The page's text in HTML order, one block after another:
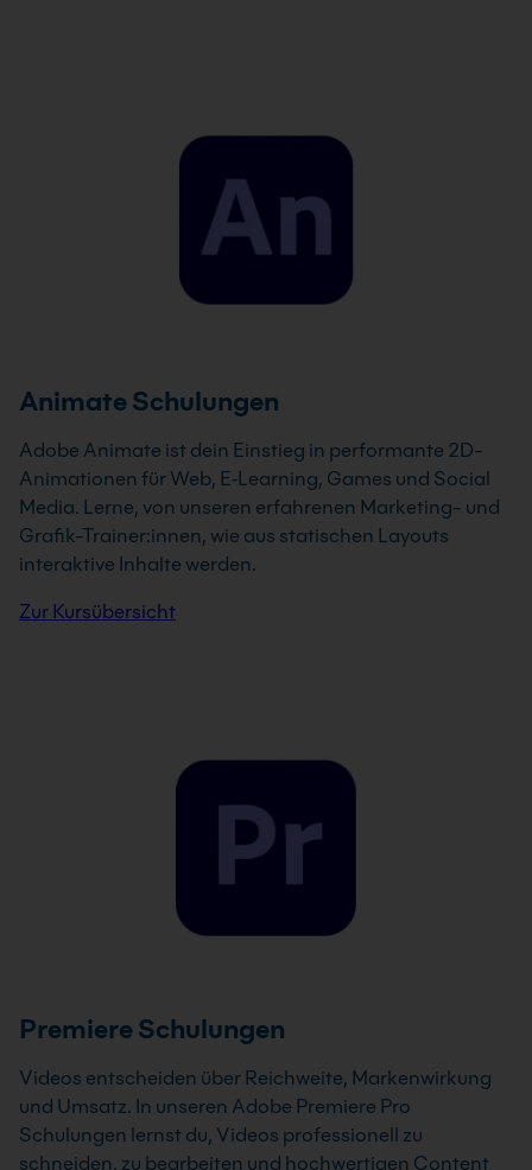
Animate Schulungen
Adobe Animate ist dein Einstieg in performante 2D-
Animationen für Web, E‑Learning, Games und Social
Media. Lerne, von unseren erfahrenen Marketing- und
Grafik-Trainer:innen, wie aus statischen Layouts
interaktive Inhalte werden.
Zur Kursübersicht
Premiere Schulungen
Videos entscheiden über Reichweite, Markenwirkung
und Umsatz. In unseren Adobe Premiere Pro
Schulungen lernst du, Videos professionell zu
schneiden, zu bearbeiten und hochwertigen Content